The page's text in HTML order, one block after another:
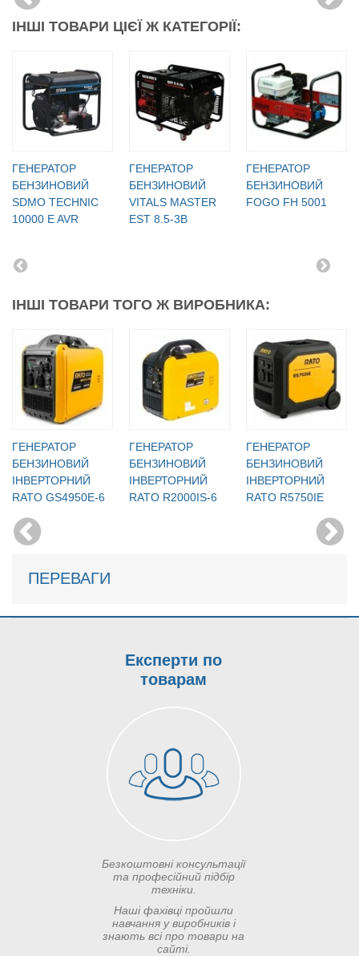
ІНШІ ТОВАРИ ЦІЄЇ Ж КАТЕГОРІЇ:
ГЕНЕРАТОР
БЕНЗИНОВИЙ
SDMO TECHNIC
10000 E AVR
ГЕНЕРАТОР
БЕНЗИНОВИЙ
VITALS MASTER
EST 8.5-3B
ГЕНЕРАТОР
БЕНЗИНОВИЙ
FOGO FH 5001
ІНШІ ТОВАРИ ТОГО Ж ВИРОБНИКА:
ГЕНЕРАТОР
БЕНЗИНОВИЙ
IНВЕРТОРНИЙ
RATO GS4950E-6
ГЕНЕРАТОР
БЕНЗИНОВИЙ
IНВЕРТОРНИЙ
RATO R2000IS-6
ГЕНЕРАТОР
БЕНЗИНОВИЙ
IНВЕРТОРНИЙ
RATO R5750IE
ПЕРЕВАГИ
Експерти по
товарам
Безкоштовні консультації
та професійний підбір
техніки.
Наші фахівці пройшли
навчання у виробників і
знають всі про товари на
сайті.